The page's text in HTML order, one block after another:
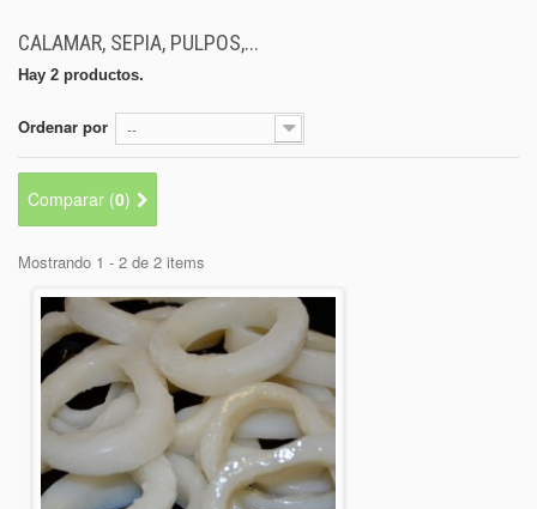
REFRESCOS
+
CONGELADOS
PANADERÍA
CALAMAR, SEPIA, PULPOS,...
Hay 2 productos.
Ordenar por --
Comparar (0)
Mostrando 1 - 2 de 2 items